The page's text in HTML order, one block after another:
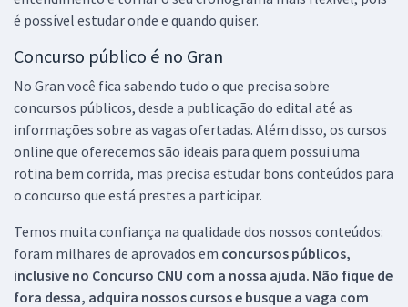
é possível estudar onde e quando quiser.
Concurso público é no Gran
No Gran você fica sabendo tudo o que precisa sobre
concursos públicos, desde a publicação do edital até as
informações sobre as vagas ofertadas. Além disso, os cursos
online que oferecemos são ideais para quem possui uma
rotina bem corrida, mas precisa estudar bons conteúdos para
o concurso que está prestes a participar.
Temos muita confiança na qualidade dos nossos conteúdos:
foram milhares de aprovados em concursos públicos,
inclusive no Concurso CNU com a nossa ajuda. Não fique de
fora dessa, adquira nossos cursos e busque a vaga com